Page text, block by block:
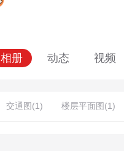
相册 动态 视频
交通图(1) 楼层平面图(1)